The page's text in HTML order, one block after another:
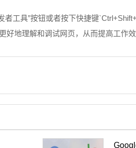
工具”按钮或者按下快捷键
地理解和调试网页，从而提高工作效